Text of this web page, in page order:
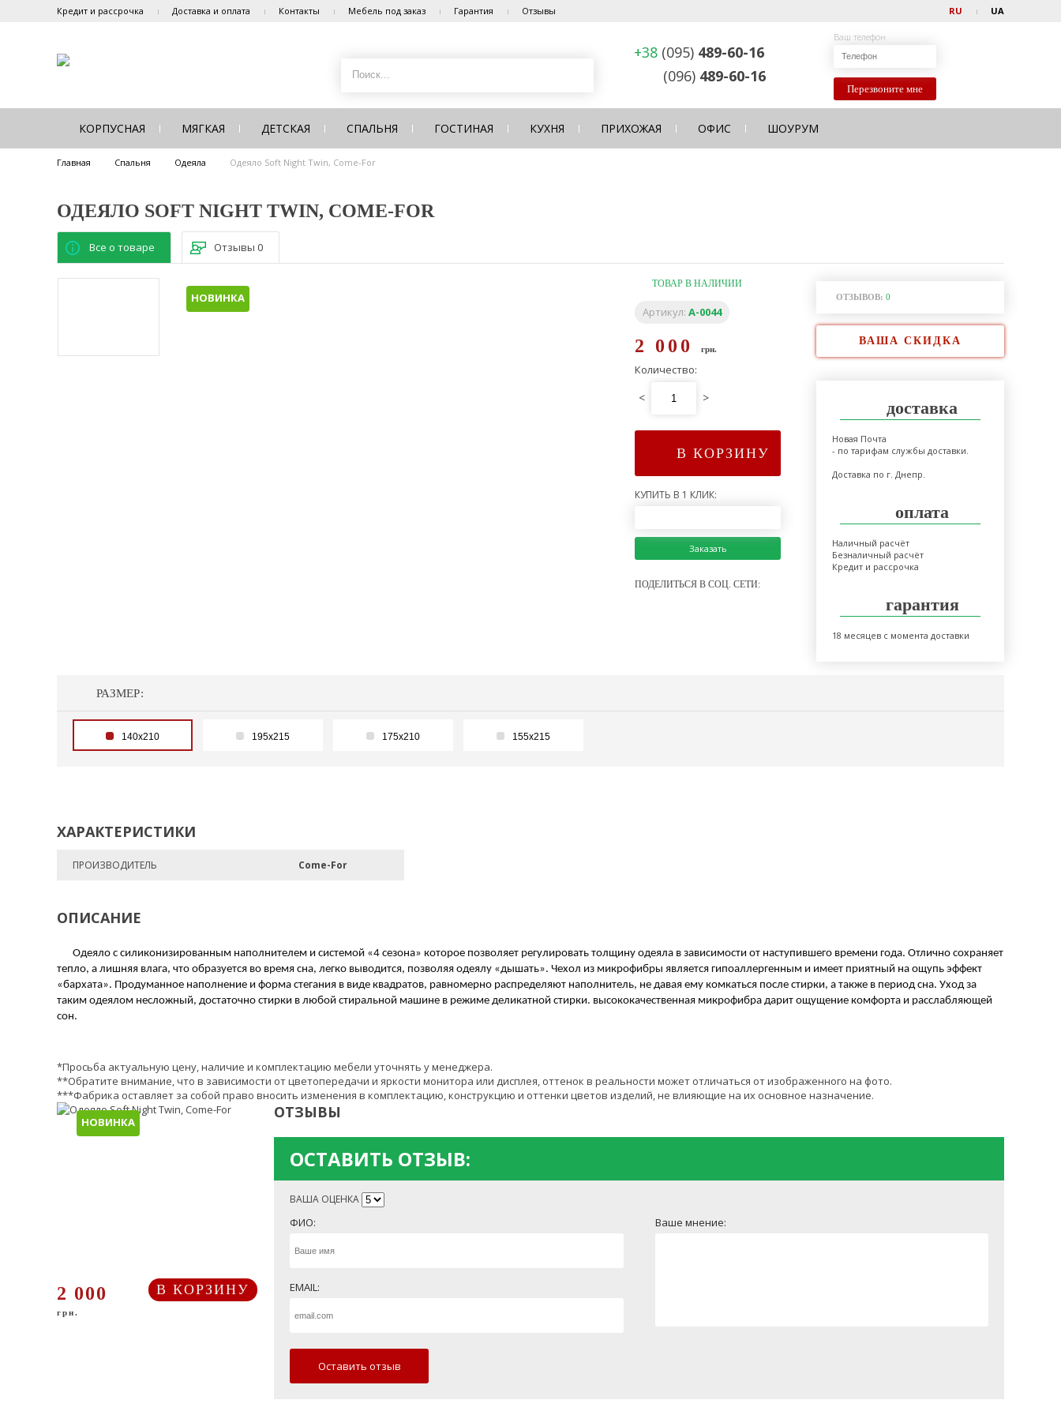
Кредит и рассрочка Доставка и оплата Контакты Мебель под заказ Гарантия Отзывы RU UA
+38 (095) 489-60-16
(096) 489-60-16
Ваш телефон
Перезвоните мне
КОРПУСНАЯ МЯГКАЯ ДЕТСКАЯ СПАЛЬНЯ ГОСТИНАЯ КУХНЯ ПРИХОЖАЯ ОФИС ШОУРУМ
Главная Спальня Одеяла Одеяло Soft Night Twin, Come-For
ОДЕЯЛО SOFT NIGHT TWIN, COME-FOR
Все о товаре Отзывы 0
НОВИНКА
ТОВАР В НАЛИЧИИ
Артикул: A-0044
2 000 грн.
Количество:
< >
В КОРЗИНУ
КУПИТЬ В 1 КЛИК:
Заказать
ПОДЕЛИТЬСЯ В СОЦ. СЕТИ:
ОТЗЫВОВ: 0
ВАША СКИДКА
доставка
Новая Почта
- по тарифам службы доставки.
Доставка по г. Днепр.
оплата
Наличный расчёт
Безналичный расчёт
Кредит и рассрочка
гарантия
18 месяцев с момента доставки
РАЗМЕР:
140х210 195х215 175х210 155х215
ХАРАКТЕРИСТИКИ
ПРОИЗВОДИТЕЛЬ Come-For
ОПИСАНИЕ
Одеяло с силиконизированным наполнителем и системой «4 сезона» которое позволяет регулировать толщину одеяла в зависимости от наступившего времени года. Отлично сохраняет
тепло, а лишняя влага, что образуется во время сна, легко выводится, позволяя одеялу «дышать». Чехол из микрофибры является гипоаллергенным и имеет приятный на ощупь эффект
«бархата». Продуманное наполнение и форма стегания в виде квадратов, равномерно распределяют наполнитель, не давая ему комкаться после стирки, а также в период сна. Уход за
таким одеялом несложный, достаточно стирки в любой стиральной машине в режиме деликатной стирки. высококачественная микрофибра дарит ощущение комфорта и расслабляющей
сон.
*Просьба актуальную цену, наличие и комплектацию мебели уточнять у менеджера.
**Обратите внимание, что в зависимости от цветопередачи и яркости монитора или дисплея, оттенок в реальности может отличаться от изображенного на фото.
***Фабрика оставляет за собой право вносить изменения в комплектацию, конструкцию и оттенки цветов изделий, не влияющие на их основное назначение.
НОВИНКА
2 000
грн.
В КОРЗИНУ
ОТЗЫВЫ
ОСТАВИТЬ ОТЗЫВ:
ВАША ОЦЕНКА
ФИО:
EMAIL:
Ваше мнение:
Оставить отзыв